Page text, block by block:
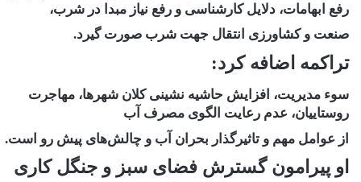
رفع ابهامات، دلایل کارشناسی و رفع نیاز مبدا در شرب،
صنعت و کشاورزی انتقال جهت شرب صورت گیرد.
تراکمه اضافه کرد:
سوء مدیریت، افزایش حاشیه نشینی کلان شهرها، مهاجرت
روستاییان، عدم رعایت الگوی مصرف آب
از عوامل مهم و تاثیرگذار بحران آب و چالش‌های پیش رو است.
او پیرامون گسترش فضای سبز و جنگل کاری